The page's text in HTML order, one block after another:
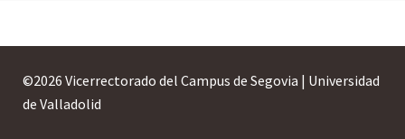
©2026 Vicerrectorado del Campus de Segovia | Universidad
de Valladolid